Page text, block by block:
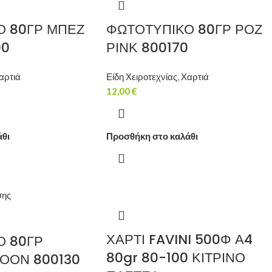
80ΓΡ ΜΠΕΖ
ΦΩΤΟΤΥΠΙΚΟ 80ΓΡ ΡΟΖ
ΡΙΝΚ 800170
Είδη Χειροτεχνίας, Χαρτιά
12,00€
Προσθήκη στο καλάθι
80ΓΡ
800130
ΧΑΡΤΙ FAVINI 500Φ Α4
80gr 80-100 ΚΙΤΡΙΝΟ